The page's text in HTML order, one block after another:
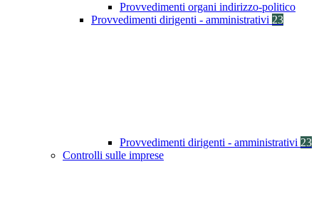
Provvedimenti organi indirizzo-politico
Provvedimenti dirigenti - amministrativi 23
Provvedimenti dirigenti - amministrativi 23
Controlli sulle imprese